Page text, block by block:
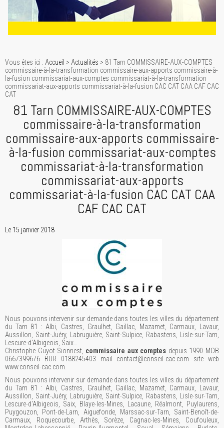
Vous êtes ici : Accueil > Actualités > 81 Tarn COMMISSAIRE-AUX-COMPTES
commissaire-à-la-transformation commissaire-aux-apports commissaire-à-
la-fusion commissariat-aux-comptes commissariat-à-la-transformation
commissariat-aux-apports commissariat-à-la-fusion CAC CAT CAA CAF CAC
CAT
81 Tarn COMMISSAIRE-AUX-COMPTES
commissaire-à-la-transformation
commissaire-aux-apports commissaire-
à-la-fusion commissariat-aux-comptes
commissariat-à-la-transformation
commissariat-aux-apports
commissariat-à-la-fusion CAC CAT CAA
CAF CAC CAT
Le 15 janvier 2018
Nous pouvons intervenir sur demande dans toutes les villes du département
du Tarn 81 : Albi, Castres, Graulhet, Gaillac, Mazamet, Carmaux, Lavaur,
Aussillon, Saint-Juéry, Labruguière, Saint-Sulpice, Rabastens, Lisle-sur-Tarn,
Lescure-d'Albigeois, Saix…
Christophe Guyot-Sionnest, commissaire aux comptes depuis 1990 MOB
0667399676 BUR 0188245403 mail contact@conseil-cac.com site web
www.conseil-cac.com.
Nous pouvons intervenir sur demande dans toutes les villes du département
du Tarn 81 : Albi, Castres, Graulhet, Gaillac, Mazamet, Carmaux, Lavaur,
Aussillon, Saint-Juéry, Labruguière, Saint-Sulpice, Rabastens, Lisle-sur-Tarn,
Lescure-d'Albigeois, Saix, Blaye-les-Mines, Lacaune, Réalmont, Puylaurens,
Puygouzon, Pont-de-Larn, Aiguefonde, Marssac-sur-Tarn, Saint-Benoît-de-
Carmaux, Roquecourbe, Arthès, Sorèze, Cagnac-les-Mines, Coufouleux,